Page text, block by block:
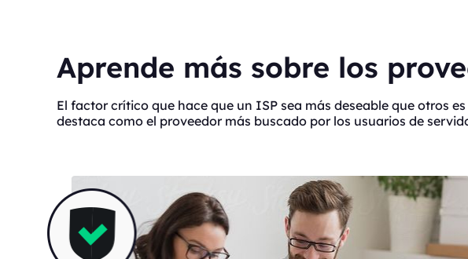
Aprende más sobre los
El factor crítico que hace que un ISP sea más deseable que otros
destaca como el proveedor más buscado por los usuarios de